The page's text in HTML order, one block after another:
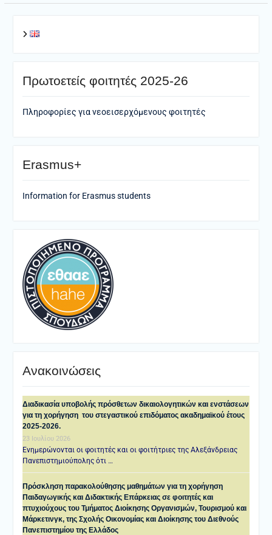
Πρωτοετείς φοιτητές 2025-26
Πληροφορίες για νεοεισερχόμενους φοιτητές
Erasmus+
Information for Erasmus students
Ανακοινώσεις
Διαδικασία υποβολής πρόσθετων δικαιολογητικών και ενστάσεων
για τη χορήγηση του στεγαστικού επιδόματος ακαδημαϊκού έτους
2025-2026.
23 Ιουλίου 2026
Ενημερώνονται οι φοιτητές και οι φοιτήτριες της Αλεξάνδρειας
Πανεπιστημιούπολης ότι …
Πρόσκληση παρακολούθησης μαθημάτων για τη χορήγηση
Παιδαγωγικής και Διδακτικής Επάρκειας σε φοιτητές και
πτυχιούχους του Τμήματος Διοίκησης Οργανισμών, Τουρισμού και
Μάρκετινγκ, της Σχολής Οικονομίας και Διοίκησης του Διεθνούς
Πανεπιστημίου της Ελλάδος